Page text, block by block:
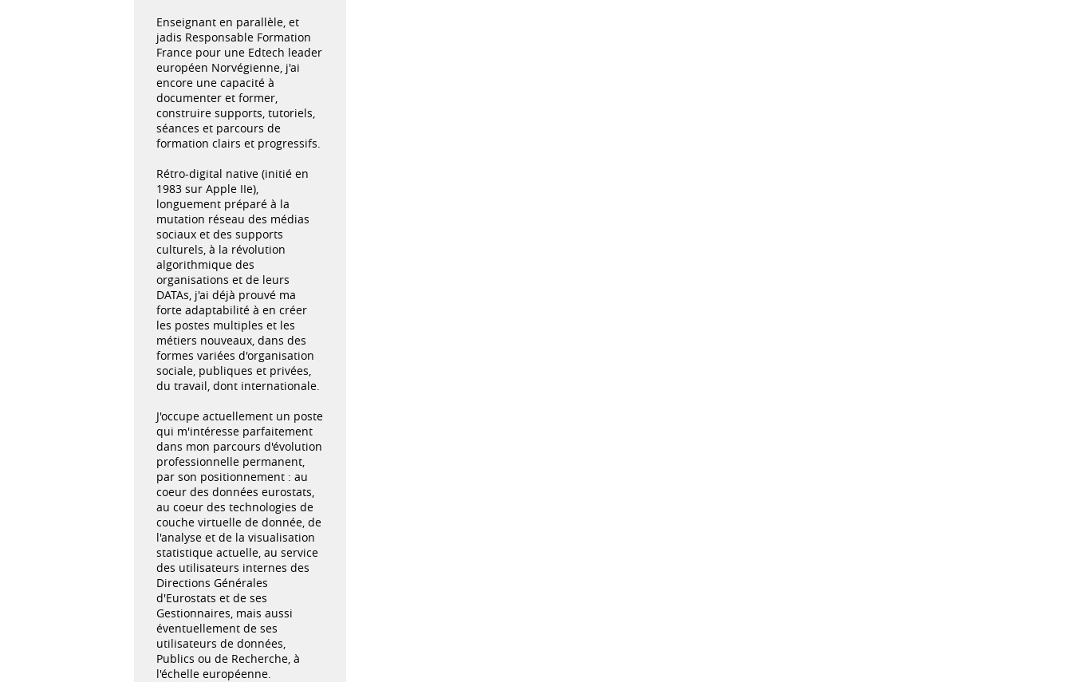
Enseignant en parallèle, et
jadis Responsable Formation
France pour une Edtech leader
européen Norvégienne, j'ai
encore une capacité à
documenter et former,
construire supports, tutoriels,
séances et parcours de
formation clairs et progressifs.
Rétro-digital native (initié en
1983 sur Apple IIe),
longuement préparé à la
mutation réseau des médias
sociaux et des supports
culturels, à la révolution
algorithmique des
organisations et de leurs
DATAs, j'ai déjà prouvé ma
forte adaptabilité à en créer
les postes multiples et les
métiers nouveaux, dans des
formes variées d'organisation
sociale, publiques et privées,
du travail, dont internationale.
J'occupe actuellement un poste
qui m'intéresse parfaitement
dans mon parcours d'évolution
professionnelle permanent,
par son positionnement : au
coeur des données eurostats,
au coeur des technologies de
couche virtuelle de donnée, de
l'analyse et de la visualisation
statistique actuelle, au service
des utilisateurs internes des
Directions Générales
d'Eurostats et de ses
Gestionnaires, mais aussi
éventuellement de ses
utilisateurs de données,
Publics ou de Recherche, à
l'échelle européenne.